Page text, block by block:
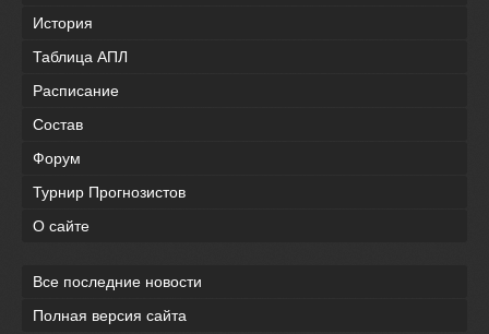
История
Таблица АПЛ
Расписание
Состав
Форум
Турнир Прогнозистов
О сайте
Все последние новости
Полная версия сайта